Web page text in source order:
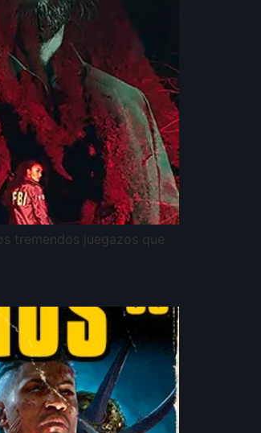
tremendos juegazos que